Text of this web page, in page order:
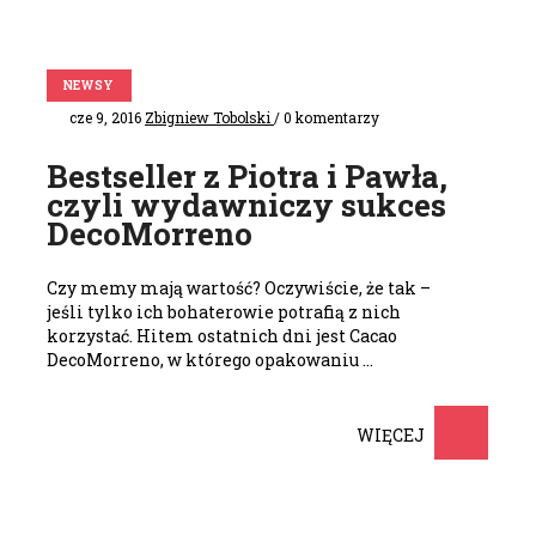
NEWSY
cze 9, 2016 Zbigniew Tobolski / 0 komentarzy
Bestseller z Piotra i Pawła,
czyli wydawniczy sukces
DecoMorreno
Czy memy mają wartość? Oczywiście, że tak –
jeśli tylko ich bohaterowie potrafią z nich
korzystać. Hitem ostatnich dni jest Cacao
DecoMorreno, w którego opakowaniu …
WIĘCEJ